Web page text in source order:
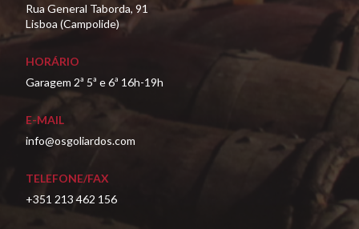
Rua General Taborda, 91
Lisboa (Campolide)
HORÁRIO
Garagem 2ª 5ª e 6ª 16h-19h
E-MAIL
info@osgoliardos.com
TELEFONE/FAX
+351 213 462 156